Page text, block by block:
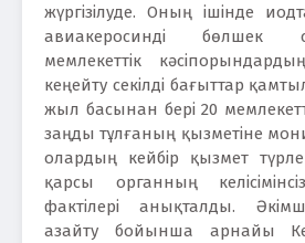
жүргізілуде. Оның ішінде
авиакеросинді бөлшек
мемлекеттік
кеңейту секілді бағыттар
жыл басынан бері 20
заңды тұлғаның қызметіне
олардың кейбір қызмет
қарсы органның
фактілері анықталды.
азайту бойынша арнайы